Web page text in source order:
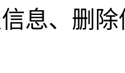
息、删